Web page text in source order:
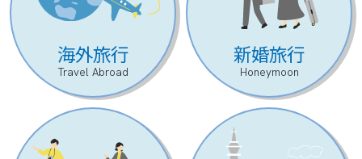
海外旅行
Travel Abroad
新婚旅行
Honeymoon